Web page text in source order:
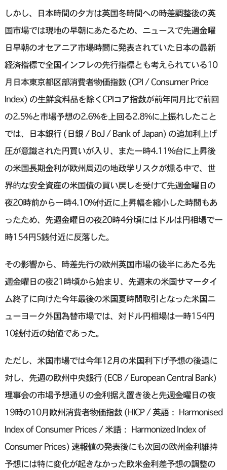
しかし、日本時間の夕方は英国冬時間への時差調整後の英
国市場では現地の早朝にあたるため、ニュースで先週金曜
日早朝のオセアニア市場時間に発表されていた日本の最新
経済指標で全国インフレの先行指標とも考えられている10
月日本東京都区部消費者物価指数 (CPI / Consumer Price
Index) の生鮮食料品を除くCPIコア指数が前年同月比で前回
の2.5%と市場予想の2.6%を上回る2.8%に上振れしたこと
では、日本銀行 (日銀 / BoJ / Bank of Japan) の追加利上げ
圧が意識された円買いが入り、また一時4.11%台に上昇後
の米国長期金利が欧州周辺の地政学リスクが燻る中で、世
界的な安全資産の米国債の買い戻しを受けて先週金曜日の
夜20時前から一時4.10%付近に上昇幅を縮小した時間もあ
ったため、先週金曜日の夜20時4分頃にはドルは円相場で一
時154円5銭付近に反落した。
その影響から、時差先行の欧州英国市場の後半にあたる先
週金曜日の夜21時頃から始まり、先週末の米国サマータイ
ム終了に向けた今年最後の米国夏時間取引となった米国ニ
ューヨーク外国為替市場では、対ドル円相場は一時154円
10銭付近の始値であった。
ただし、米国市場では今年12月の米国利下げ予想の後退に
対し、先週の欧州中央銀行 (ECB / European Central Bank)
理事会の市場予想通りの金利据え置き後と先週金曜日の夜
19時の10月欧州消費者物価指数 (HICP / 英語： Harmonised
Index of Consumer Prices / 米語： Harmonized Index of
Consumer Prices) 速報値の発表後にも次回の欧州金利維持
予想には特に変化が起きなかった欧米金利差予想の調整の